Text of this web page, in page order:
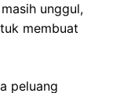
unggul,
membuat
peluang